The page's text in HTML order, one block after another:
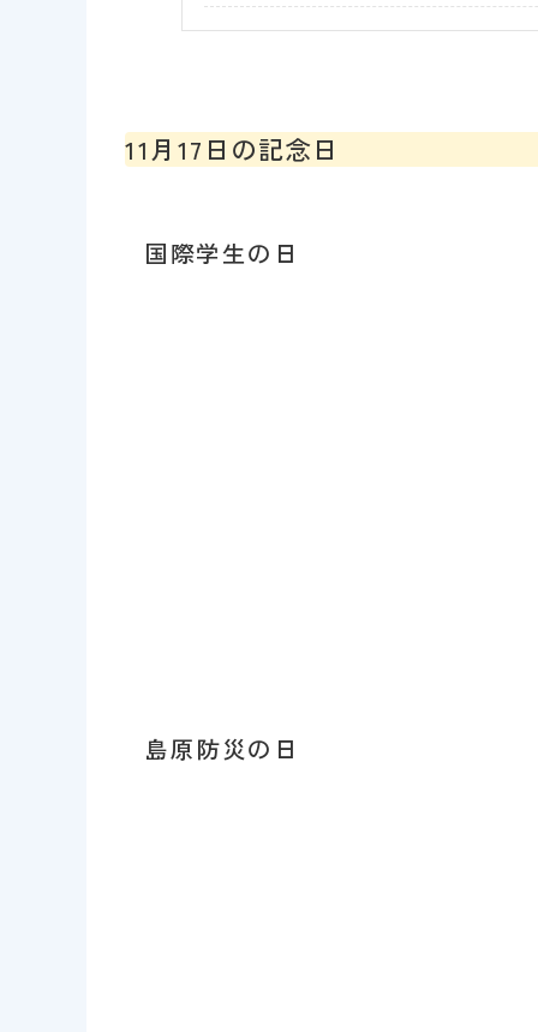
11月17日の記念日
国際学生の日
島原防災の日